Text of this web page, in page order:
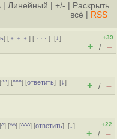
Линейный +/-
Раскрыть
всё
RSS
] [ ﹢﹢﹢] [ · · ·][↓]
+39
+ / –
^^] [^^^] [ответить][↓]
+ / –
^] [^^] [^^^] [ответить][↓]
+22
+ / –